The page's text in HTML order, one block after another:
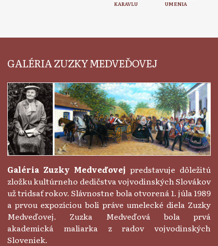
KARAVLU
UMENIA
GALÉRIA ZUZKY MEDVEĎOVEJ
Galéria Zuzky Medveďovej predstavuje dôležitú
zložku kultúrneho dedičstva vojvodinských Slovákov
už tridsať rokov. Slávnostne bola otvorená 1. júla 1989
a prvou expozíciou boli práve umelecké diela Zuzky
Medveďovej. Zuzka Medveďová bola prvá
akademická maliarka z radov vojvodinských
Sloveniek.